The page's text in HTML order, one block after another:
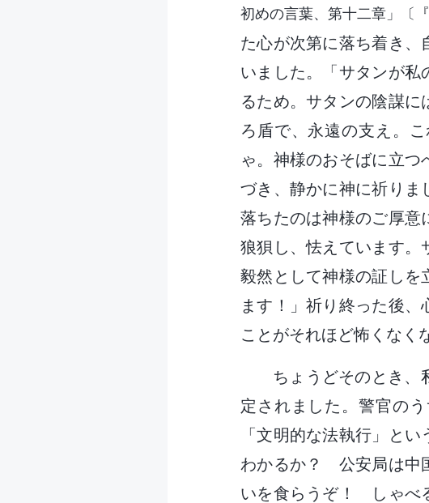
初めの言葉、第十二章」〔
た心が次第に落ち着き、
いました。「サタンが私
るため。サタンの陰謀
ろ盾で、永遠の支え。
ゃ。神様のおそばに立
づき、静かに神に祈りま
落ちたのは神様のご厚意
狼狽し、怯えています。
毅然として神様の証しを
ます！」祈り終った後
ことがそれほど怖くなく
ちょうどそのとき、
定されました。警官の
「文明的な法執行」と
わかるか？ 公安局は中
いを食らうぞ！ しゃ